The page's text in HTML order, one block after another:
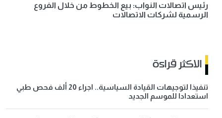
رئيس اتصالات النواب: بيع الخطوط من خلال الفروع
الرسمية لشركات الاتصالات
الاكثر قراءة
تنفيذا لتوجيهات القيادة السياسية.. اجراء 20 ألف فحص طبي
استعدادا للموسم الجديد